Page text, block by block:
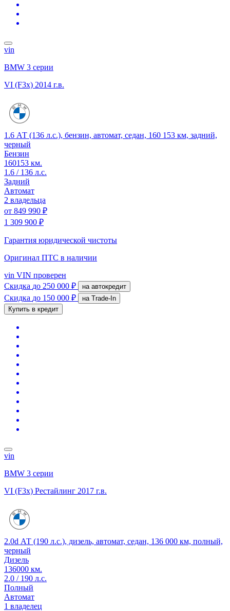
vin
BMW 3 серии
VI (F3x) 2014 г.в.
1.6 АТ (136 л.с.), бензин, автомат, седан, 160 153 км, задний,
черный
Бензин
160153 км.
1.6 / 136 л.с.
Задний
Автомат
2 владельца
от 849 990 ₽
1 309 900 ₽
Гарантия юридической чистоты
Оригинал ПТС в наличии
vin VIN проверен
Скидка до 250 000 ₽ на автокредит
Скидка до 150 000 ₽
на Trade-In
Купить в кредит
vin
BMW 3 серии
VI (F3x) Рестайлинг 2017 г.в.
2.0d АТ (190 л.с.), дизель, автомат, седан, 136 000 км, полный,
черный
Дизель
136000 км.
2.0 / 190 л.с.
Полный
Автомат
1 владелец